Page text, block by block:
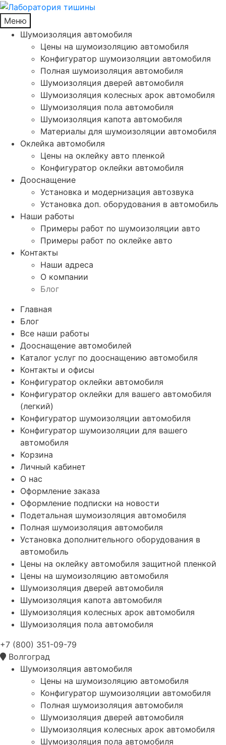
Меню
Шумоизоляция автомобиля
Цены на шумоизоляцию автомобиля
Конфигуратор шумоизоляции автомобиля
Полная шумоизоляция автомобиля
Шумоизоляция дверей автомобиля
Шумоизоляция колесных арок автомобиля
Шумоизоляция пола автомобиля
Шумоизоляция капота автомобиля
Материалы для шумоизоляции автомобиля
Оклейка автомобиля
Цены на оклейку авто пленкой
Конфигуратор оклейки автомобиля
Дооснащение
Установка и модернизация автозвука
Установка доп. оборудования в автомобиль
Наши работы
Примеры работ по шумоизоляции авто
Примеры работ по оклейке авто
Контакты
Наши адреса
О компании
Блог
Главная
Блог
Все наши работы
Дооснащение автомобилей
Каталог услуг по дооснащению автомобиля
Контакты и офисы
Конфигуратор оклейки автомобиля
Конфигуратор оклейки для вашего автомобиля
(легкий)
Конфигуратор шумоизоляции автомобиля
Конфигуратор шумоизоляции для вашего
автомобиля
Корзина
Личный кабинет
О нас
Оформление заказа
Оформление подписки на новости
Подетальная шумоизоляция автомобиля
Полная шумоизоляция автомобиля
Установка дополнительного оборудования в
автомобиль
Цены на оклейку автомобиля защитной пленкой
Цены на шумоизоляцию автомобиля
Шумоизоляция дверей автомобиля
Шумоизоляция капота автомобиля
Шумоизоляция колесных арок автомобиля
Шумоизоляция пола автомобиля
+7 (800) 351-09-79
Волгоград
Шумоизоляция автомобиля
Цены на шумоизоляцию автомобиля
Конфигуратор шумоизоляции автомобиля
Полная шумоизоляция автомобиля
Шумоизоляция дверей автомобиля
Шумоизоляция колесных арок автомобиля
Шумоизоляция пола автомобиля